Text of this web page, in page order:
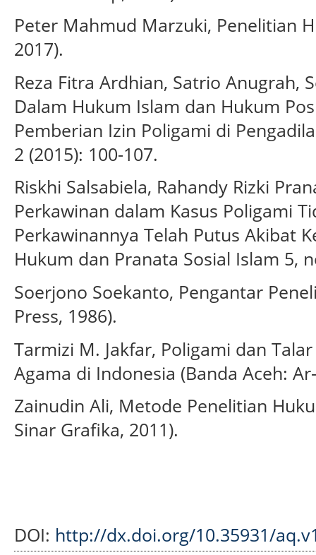
Peter Mahmud Marzuki, Penelitian
2017).
Reza Fitra Ardhian, Satrio Anugrah,
Dalam Hukum Islam dan Hukum
Pemberian Izin Poligami di
2 (2015): 100-107.
Riskhi Salsabiela, Rahandy Rizki
Perkawinan dalam Kasus Poligami
Perkawinannya Telah Putus Akibat
Hukum dan Pranata Sosial Islam 5,
Soerjono Soekanto, Pengantar
Press, 1986).
Tarmizi M. Jakfar, Poligami dan
Agama di Indonesia (Banda Aceh:
Zainudin Ali, Metode Penelitian
Sinar Grafika, 2011).
DOI: http://dx.doi.org/10.35931/